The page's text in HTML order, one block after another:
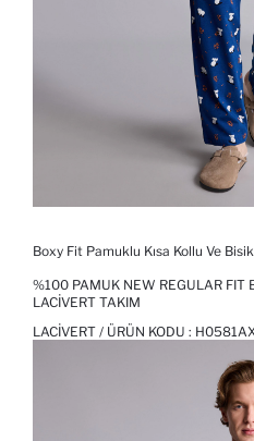
Boxy Fit Pamuklu Kısa Kollu Ve
%100 PAMUK NEW REGULAR FIT
LACIVERT TAKIM
LACIVERT / ÜRÜN KODU :